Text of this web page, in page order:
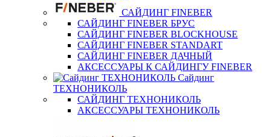
САЙДИНГ FINEBER
САЙДИНГ FINEBER БРУС
САЙДИНГ FINEBER BLOCKHOUSE
САЙДИНГ FINEBER STANDART
САЙДИНГ FINEBER ДАЧНЫЙ
АКСЕССУАРЫ К САЙДИНГУ FINEBER
Сайдинг
ТЕХНОНИКОЛЬ
САЙДИНГ ТЕХНОНИКОЛЬ
АКСЕССУАРЫ ТЕХНОНИКОЛЬ